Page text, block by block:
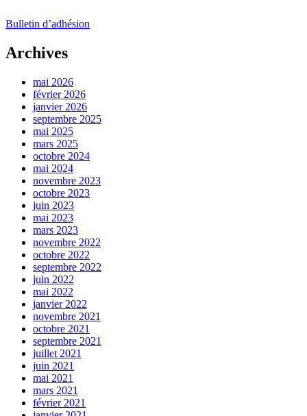
Bulletin d’adhésion
Archives
mai 2026
février 2026
janvier 2026
septembre 2025
mai 2025
mars 2025
octobre 2024
mai 2024
novembre 2023
octobre 2023
juin 2023
mai 2023
mars 2023
novembre 2022
octobre 2022
septembre 2022
juin 2022
mai 2022
janvier 2022
novembre 2021
octobre 2021
septembre 2021
juillet 2021
juin 2021
mai 2021
mars 2021
février 2021